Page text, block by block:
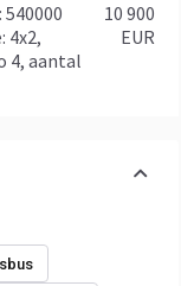
4x2,
4, aantal
10 900
EUR